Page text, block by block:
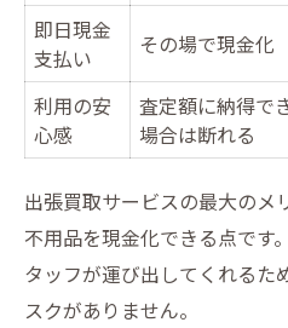
即日現金
支払い
その場で現金化
利用の安
心感
査定額に納得で
場合は断れる
出張買取サービスの最大のメ
不用品を現金化できる点です
タッフが運び出してくれるた
スクがありません。